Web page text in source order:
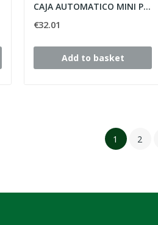
CAJA AUTOMATICO MINI PRAGMA SUPERFICIE SCHNEIDER
€32.01
Add to basket
1 2